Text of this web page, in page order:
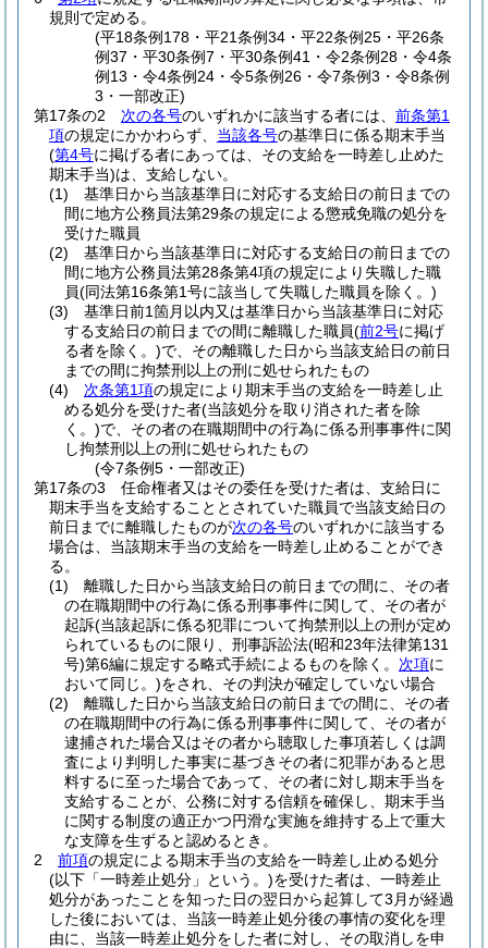
規則で定める。
(平18条例178・平21条例34・平22条例25・平26条
例37・平30条例7・平30条例41・令2条例28・令4条
例13・令4条例24・令5条例26・令7条例3・令8条例
3・一部改正)
第17条の2
次の各号のいずれかに該当する者には、 前条第1
項の規定にかかわらず、 当該各号の基準日に係る期末手当
(第4号に掲げる者にあっては、その支給を一時差し止めた
期末手当)は、支給しない。
(1)
基準日から当該基準日に対応する支給日の前日までの
間に地方公務員法第29条の規定による懲戒免職の処分を
受けた職員
(2)
基準日から当該基準日に対応する支給日の前日までの
間に地方公務員法第28条第4項の規定により失職した職
員(同法第16条第1号に該当して失職した職員を除く。)
(3)
基準日前1箇月以内又は基準日から当該基準日に対応
する支給日の前日までの間に離職した職員(前2号に掲げ
る者を除く。)で、その離職した日から当該支給日の前日
までの間に拘禁刑以上の刑に処せられたもの
(4)
次条第1項の規定により期末手当の支給を一時差し止
める処分を受けた者(当該処分を取り消された者を除
く。)で、その者の在職期間中の行為に係る刑事事件に関
し拘禁刑以上の刑に処せられたもの
(令7条例5・一部改正)
第17条の3
任命権者又はその委任を受けた者は、支給日に
期末手当を支給することとされていた職員で当該支給日の
前日までに離職したものが次の各号のいずれかに該当する
場合は、当該期末手当の支給を一時差し止めることができ
る。
(1)
離職した日から当該支給日の前日までの間に、その者
の在職期間中の行為に係る刑事事件に関して、その者が
起訴(当該起訴に係る犯罪について拘禁刑以上の刑が定め
られているものに限り、刑事訴訟法(昭和23年法律第131
号)第6編に規定する略式手続によるものを除く。 次項に
おいて同じ。)をされ、その判決が確定していない場合
(2)
離職した日から当該支給日の前日までの間に、その者
の在職期間中の行為に係る刑事事件に関して、その者が
逮捕された場合又はその者から聴取した事項若しくは調
査により判明した事実に基づきその者に犯罪があると思
料するに至った場合であって、その者に対し期末手当を
支給することが、公務に対する信頼を確保し、期末手当
に関する制度の適正かつ円滑な実施を維持する上で重大
な支障を生ずると認めるとき。
2
前項の規定による期末手当の支給を一時差し止める処分
(以下「一時差止処分」という。)を受けた者は、一時差止
処分があったことを知った日の翌日から起算して3月が経過
した後においては、当該一時差止処分後の事情の変化を理
由に、当該一時差止処分をした者に対し、その取消しを申